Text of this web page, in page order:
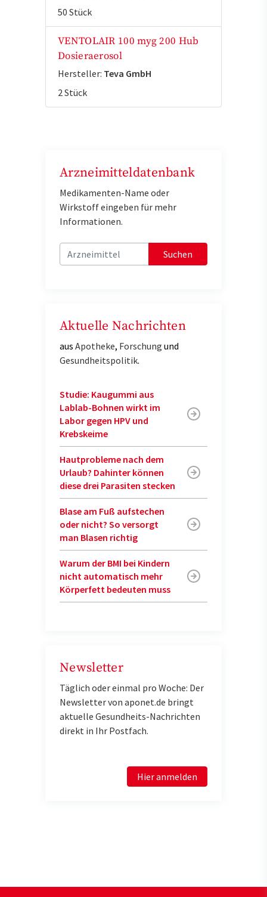
50 Stück
VENTOLAIR 100 myg 200 Hub
Dosieraerosol
Hersteller: Teva GmbH
2 Stück
Arzneimitteldatenbank
Medikamenten-Name oder
Wirkstoff eingeben für mehr
Informationen.
Suchen
Aktuelle Nachrichten
aus Apotheke, Forschung und
Gesundheitspolitik.
Studie: Kaugummi aus
Lablab-Bohnen wirkt im
Labor gegen HPV und
Krebskeime
Hautprobleme nach dem
Urlaub? Dahinter können
diese drei Parasiten stecken
Blase am Fuß aufstechen
oder nicht? So versorgt
man Blasen richtig
Warum der BMI bei Kindern
nicht automatisch mehr
Körperfett bedeuten muss
Newsletter
Täglich oder einmal pro Woche: Der
Newsletter von aponet.de bringt
aktuelle Gesundheits-Nachrichten
direkt in Ihr Postfach.
Hier anmelden